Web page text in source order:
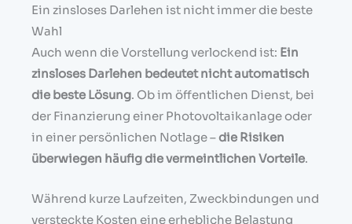
Ein zinsloses Darlehen ist nicht immer die beste
Wahl
Auch wenn die Vorstellung verlockend ist: Ein
zinsloses Darlehen bedeutet nicht automatisch
die beste Lösung. Ob im öffentlichen Dienst, bei
der Finanzierung einer Photovoltaikanlage oder
in einer persönlichen Notlage –die Risiken
überwiegen häufig die vermeintlichen Vorteile.
Während kurze Laufzeiten, Zweckbindungen und
versteckte Kosten eine erhebliche Belastung